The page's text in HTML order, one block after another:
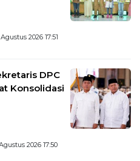
2026 17:51
DPC
Konsolidasi
2026 17:50